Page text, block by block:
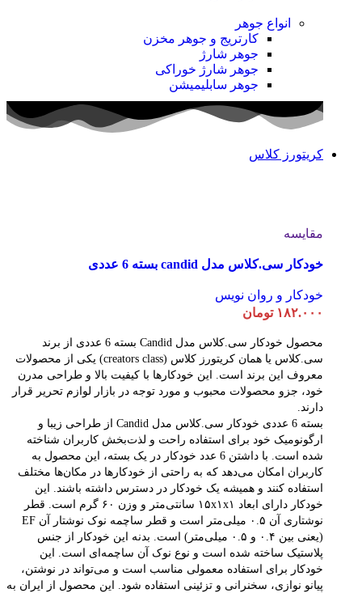
انواع جوهر
کارتریج و جوهر مخزن
جوهر شارژ
جوهر شارژ خوراکی
جوهر سابلیمیشن
کریتورز کلاس
مقایسه
خودکار سی.کلاس مدل candid بسته 6 عددی
خودکار و روان نویس
۱۸۲.۰۰۰ تومان
محصول خودکار سی.کلاس مدل Candid بسته 6 عددی از برند
سی.کلاس یا همان کریتورز کلاس (creators class) یکی از محصولات
معروف این برند است. این خودکارها با کیفیت بالا و طراحی مدرن
خود، جزو محصولات محبوب و مورد توجه در بازار لوازم تحریر قرار
دارند.
بسته 6 عددی خودکار سی.کلاس مدل Candid از طراحی زیبا و
ارگونومیک خود برای استفاده راحت و لذت‌بخش کاربران شناخته
شده است. با داشتن 6 عدد خودکار در یک بسته، این محصول به
کاربران امکان می‌دهد که به راحتی از خودکارها در مکان‌ها مختلف
استفاده کنند و همیشه یک خودکار در دسترس داشته باشند. این
خودکار دارای ابعاد ۱۵x۱x۱ سانتی‌متر و وزن ۶۰ گرم است. قطر
نوشتاری آن ۰.۵ میلی‌متر است و قطر ساچمه نوک نوشتار آن EF
(یعنی بین ۰.۴ و ۰.۵ میلی‌متر) است. بدنه این خودکار از جنس
پلاستیک ساخته شده است و نوع نوک آن ساچمه‌ای است. این
خودکار برای استفاده معمولی مناسب است و می‌تواند در نوشتن،
پیانو نوازی، سخنرانی و تزئینی استفاده شود. این محصول از ایران به